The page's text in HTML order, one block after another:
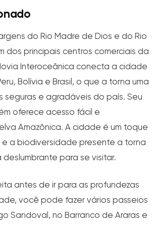
do Rio Madre de Dios e do Rio
dos principais centros comerciais da
Interoceânica conecta a cidade
Bolívia e Brasil, o que a torna uma
seguras e agradáveis do país. Seu
oferece acesso fácil e
Amazônica. A cidade é um toque
e a biodiversidade presente a torna
deslumbrante para se visitar.
antes de ir para as profundezas
você pode fazer vários passeios
Sandoval, no Barranco de Araras e